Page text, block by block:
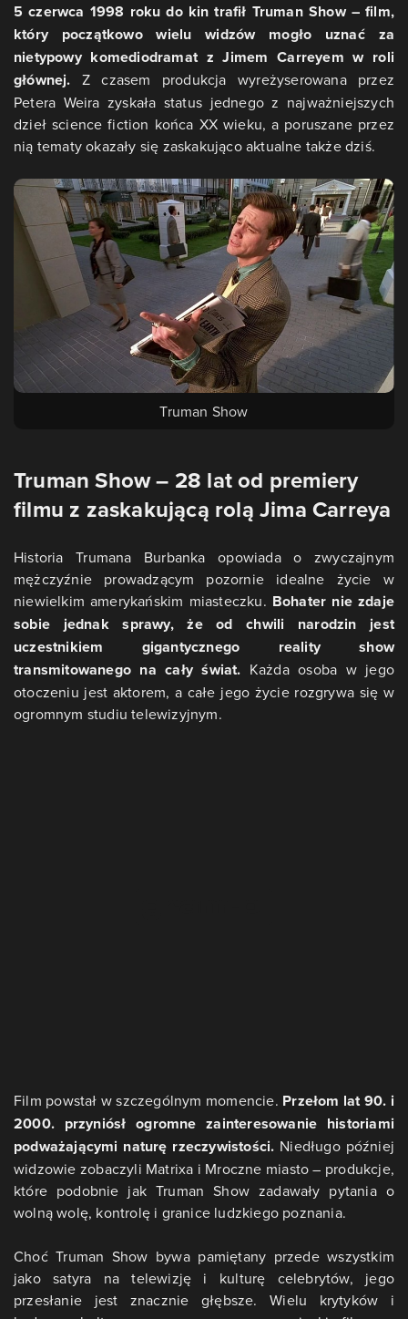
5 czerwca 1998 roku do kin trafił Truman Show – film,
który początkowo wielu widzów mogło uznać za
nietypowy komediodramat z Jimem Carreyem w roli
głównej. Z czasem produkcja wyreżyserowana przez
Petera Weira zyskała status jednego z najważniejszych
dzieł science fiction końca XX wieku, a poruszane przez
nią tematy okazały się zaskakująco aktualne także dziś.
Truman Show
Truman Show – 28 lat od premiery
filmu z zaskakującą rolą Jima Carreya
Historia Trumana Burbanka opowiada o zwyczajnym
mężczyźnie prowadzącym pozornie idealne życie w
niewielkim amerykańskim miasteczku. Bohater nie zdaje
sobie jednak sprawy, że od chwili narodzin jest
uczestnikiem gigantycznego reality show
transmitowanego na cały świat. Każda osoba w jego
otoczeniu jest aktorem, a całe jego życie rozgrywa się w
ogromnym studiu telewizyjnym.
Film powstał w szczególnym momencie. Przełom lat 90. i
2000. przyniósł ogromne zainteresowanie historiami
podważającymi naturę rzeczywistości. Niedługo później
widzowie zobaczyli Matrixa i Mroczne miasto – produkcje,
które podobnie jak Truman Show zadawały pytania o
wolną wolę, kontrolę i granice ludzkiego poznania.
Choć Truman Show bywa pamiętany przede wszystkim
jako satyra na telewizję i kulturę celebrytów, jego
przesłanie jest znacznie głębsze. Wielu krytyków i